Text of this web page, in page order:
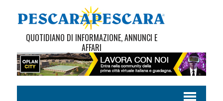
QUOTIDIANO DI INFORMAZIONE, ANNUNCI E
AFFARI